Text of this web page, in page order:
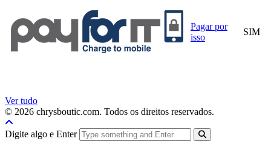
Pagar por
isso
SIM
Ver tudo
© 2026 chrysboutic.com. Todos os direitos reservados.
Digite algo e Enter